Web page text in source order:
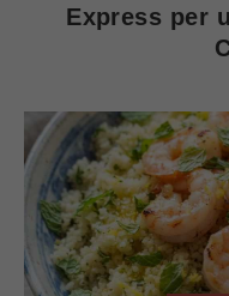
Express per